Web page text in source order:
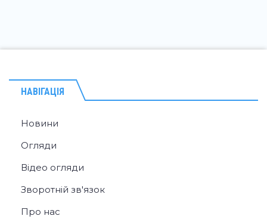
НАВІГАЦІЯ
Новини
Огляди
Відео огляди
Зворотній зв'язок
Про нас